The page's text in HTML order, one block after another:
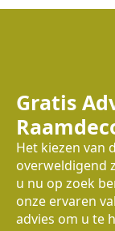
Gratis
Het kiezen van
overweldigend
u nu op zoek
onze ervaren
advies om u te